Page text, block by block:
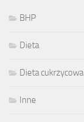
BHP
Dieta
Dieta cukrzycowa
Inne